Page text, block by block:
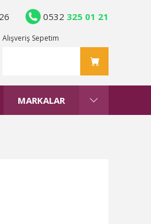
Alışveriş Sepetim
0532 325 01 21
MARKALAR